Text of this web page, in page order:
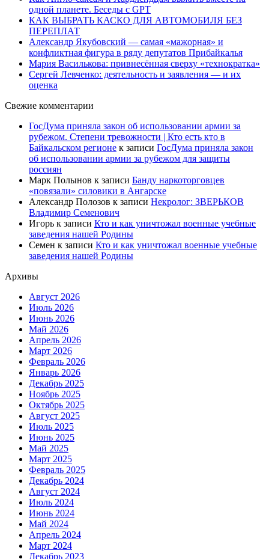
одной планете. Беседы с GPT
КАК ВЫБРАТЬ КАСКО ДЛЯ АВТОМОБИЛЯ БЕЗ
ПЕРЕПЛАТ
Александр Якубовский — самая «мажорная» и
конфликтная фигура в ряду депутатов Прибайкалья
Мария Василькова: привнесённая сверху «технократка»
Сергей Левченко: деятельность и заявления — и их
оценка
Свежие комментарии
ГосДума приняла закон об использовании армии за
рубежом. Степени тревожности | Кто есть кто в
Байкальском регионе к записи ГосДума приняла закон
об использовании армии за рубежом для защиты
россиян
Марк Полынов к записи Банду наркоторговцев
«повязали» силовики в Ангарске
Александр Полозов к записи Некролог: ЗВЕРЬКОВ
Владимир Семенович
Игорь к записи Кто и как уничтожал военные учебные
заведения нашей Родины
Семен к записи Кто и как уничтожал военные учебные
заведения нашей Родины
Архивы
Август 2026
Июль 2026
Июнь 2026
Май 2026
Апрель 2026
Март 2026
Февраль 2026
Январь 2026
Декабрь 2025
Ноябрь 2025
Октябрь 2025
Август 2025
Июль 2025
Июнь 2025
Май 2025
Март 2025
Февраль 2025
Декабрь 2024
Август 2024
Июль 2024
Июнь 2024
Май 2024
Апрель 2024
Март 2024
Декабрь 2023